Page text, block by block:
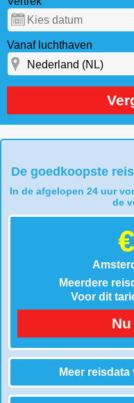
Vanaf luchthaven
De goedkoopste
In de afgelopen 24 uur
de
Meerdere
Voor dit
Meer reisdata